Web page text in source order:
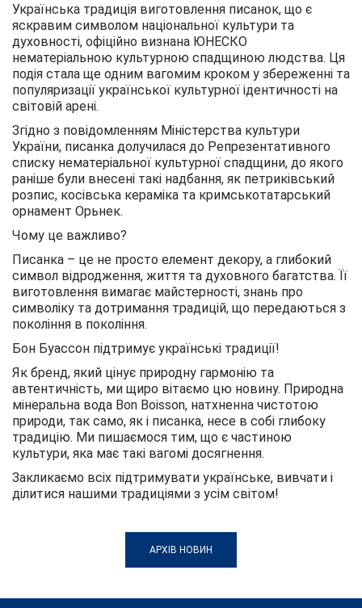
Українська традиція виготовлення писанок, що є
яскравим символом національної культури та
духовності, офіційно визнана ЮНЕСКО
нематеріальною культурною спадщиною людства. Ця
подія стала ще одним вагомим кроком у збереженні та
популяризації української культурної ідентичності на
світовій арені.
Згідно з повідомленням Міністерства культури
України, писанка долучилася до Репрезентативного
списку нематеріальної культурної спадщини, до якого
раніше були внесені такі надбання, як петриківський
розпис, косівська кераміка та кримськотатарський
орнамент Орьнек.
Чому це важливо?
Писанка – це не просто елемент декору, а глибокий
символ відродження, життя та духовного багатства. Її
виготовлення вимагає майстерності, знань про
символіку та дотримання традицій, що передаються з
покоління в покоління.
Бон Буассон підтримує українські традиції!
Як бренд, який цінує природну гармонію та
автентичність, ми щиро вітаємо цю новину. Природна
мінеральна вода Bon Boisson, натхненна чистотою
природи, так само, як і писанка, несе в собі глибоку
традицію. Ми пишаємося тим, що є частиною
культури, яка має такі вагомі досягнення.
Закликаємо всіх підтримувати українське, вивчати і
ділитися нашими традиціями з усім світом!
АРХІВ НОВИН